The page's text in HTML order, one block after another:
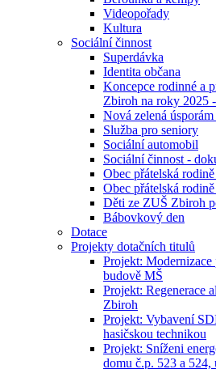
Videopořady
Kultura
Sociální činnost
Superdávka
Identita občana
Koncepce rodinné a
Zbiroh na roky 2025
Nová zelená
Služba pro seniory
Sociální automobil
Sociální činnost -
Obec přátelská
Obec přátelská
Děti ze ZUŠ Zbiroh
Bábovkový den
Dotace
Projekty dotačních titulů
Projekt:
budově MŠ
Projekt: Regenerace
Zbiroh
Projekt: Vybavení
hasičskou technikou
Projekt: Sníženi
domu č.p. 523 a